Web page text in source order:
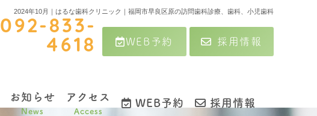
2024年10月｜はるな歯科クリニック｜福岡市早良区原の訪問歯科診療、歯科、小児歯科
092-833-
4618
WEB予約 採用情報
お知らせ
News
アクセス
Access
WEB予約 採用情報